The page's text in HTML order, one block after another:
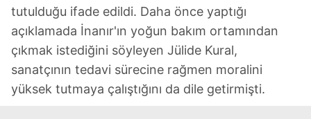
tutulduğu ifade edildi. Daha önce yaptığı
açıklamada İnanır'ın yoğun bakım ortamından
çıkmak istediğini söyleyen Jülide Kural,
sanatçının tedavi sürecine rağmen moralini
yüksek tutmaya çalıştığını da dile getirmişti.